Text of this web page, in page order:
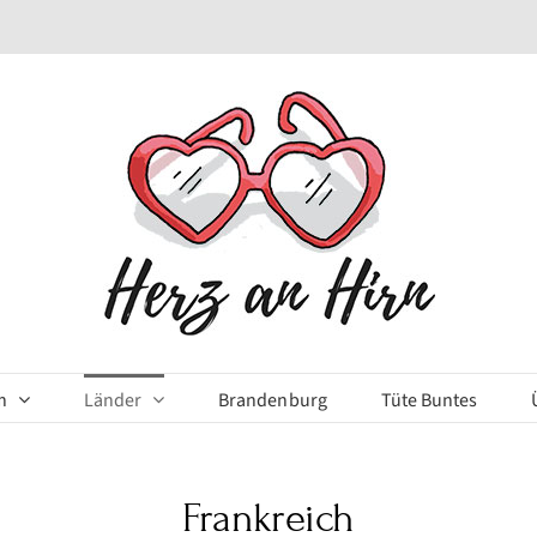
Länder Brandenburg Tüte Buntes
Frankreich